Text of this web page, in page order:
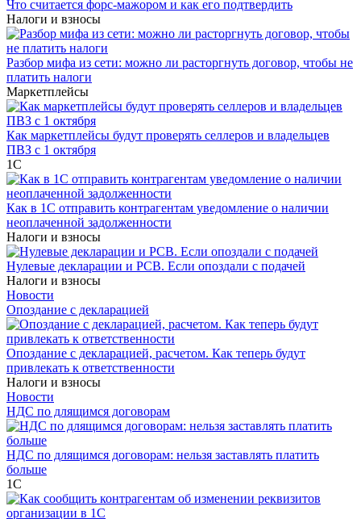
Что считается форс-мажором и как его подтвердить
Налоги и взносы
Разбор мифа из сети: можно ли расторгнуть договор, чтобы не
платить налоги
Маркетплейсы
Как маркетплейсы будут проверять селлеров и владельцев
ПВЗ с 1 октября
1С
Как в 1С отправить контрагентам уведомление о наличии
неоплаченной задолженности
Налоги и взносы
Нулевые декларации и РСВ. Если опоздали с подачей
Налоги и взносы
Новости
Опоздание с декларацией
Опоздание с декларацией, расчетом. Как теперь будут
привлекать к ответственности
Налоги и взносы
Новости
НДС по длящимся договорам
НДС по длящимся договорам: нельзя заставлять платить
больше
1С